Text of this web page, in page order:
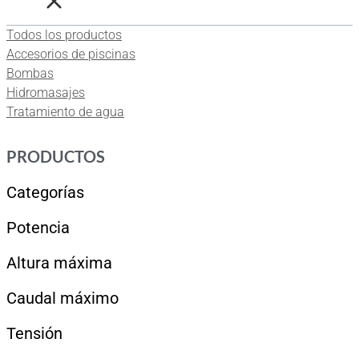
Todos los productos
Accesorios de piscinas
Bombas
Hidromasajes
Tratamiento de agua
PRODUCTOS
Categorías
Potencia
Altura máxima
Caudal máximo
Tensión